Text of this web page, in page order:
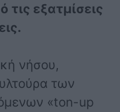
τις εξατμίσεις
νήσου,
των
«ton-up